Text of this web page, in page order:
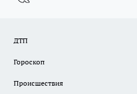
ДТП
Гороскоп
Происшествия